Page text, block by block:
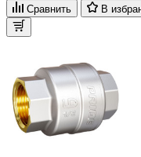
Сравнить В